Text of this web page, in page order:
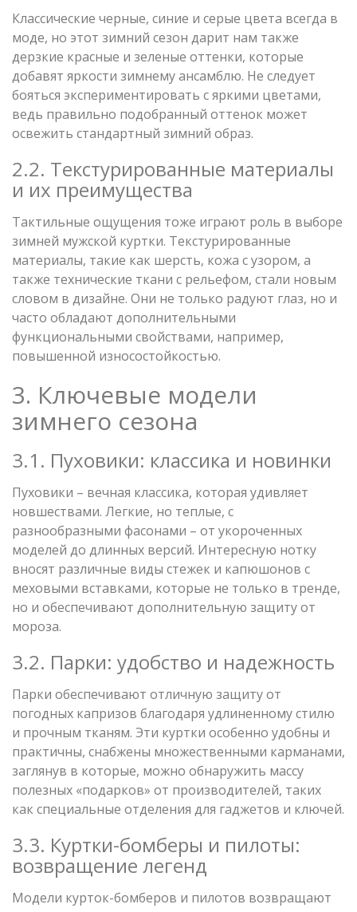
Классические черные, синие и серые цвета всегда в
моде, но этот зимний сезон дарит нам также
дерзкие красные и зеленые оттенки, которые
добавят яркости зимнему ансамблю. Не следует
бояться экспериментировать с яркими цветами,
ведь правильно подобранный оттенок может
освежить стандартный зимний образ.
2.2. Текстурированные материалы
и их преимущества
Тактильные ощущения тоже играют роль в выборе
зимней мужской куртки. Текстурированные
материалы, такие как шерсть, кожа с узором, а
также технические ткани с рельефом, стали новым
словом в дизайне. Они не только радуют глаз, но и
часто обладают дополнительными
функциональными свойствами, например,
повышенной износостойкостью.
3. Ключевые модели
зимнего сезона
3.1. Пуховики: классика и новинки
Пуховики – вечная классика, которая удивляет
новшествами. Легкие, но теплые, с
разнообразными фасонами – от укороченных
моделей до длинных версий. Интересную нотку
вносят различные виды стежек и капюшонов с
меховыми вставками, которые не только в тренде,
но и обеспечивают дополнительную защиту от
мороза.
3.2. Парки: удобство и надежность
Парки обеспечивают отличную защиту от
погодных капризов благодаря удлиненному стилю
и прочным тканям. Эти куртки особенно удобны и
практичны, снабжены множественными карманами,
заглянув в которые, можно обнаружить массу
полезных «подарков» от производителей, таких
как специальные отделения для гаджетов и ключей.
3.3. Куртки-бомберы и пилоты:
возвращение легенд
Модели курток-бомберов и пилотов возвращают